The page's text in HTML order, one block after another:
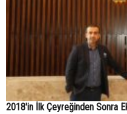
2018'in İlk Çeyreğinden Sonra